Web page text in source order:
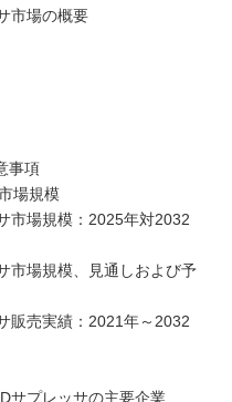
市場の概要
事項
場規模
市場規模：2025年対2032
市場規模、見通しおよび予
販売実績：2021年～2032
サプレッサの主要企業